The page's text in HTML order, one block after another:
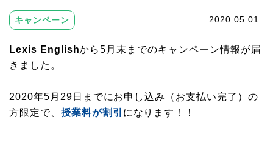
キャンペーン 2020.05.01
Lexis Englishから5月末までのキャンペーン情報が届
きました。
2020年5月29日までにお申し込み（お支払い完了）の
方限定で、 授業料が割引 になります！！